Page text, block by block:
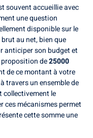
souvent accueillie avec
une question
disponible sur le
au net, bien que
anticiper son budget et
de25000
de ce montant à votre
travers un ensemble de
collectivement le
ces mécanismes permet
cette somme une